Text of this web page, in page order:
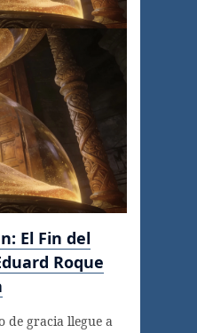
El Fin del
Roque
de gracia llegue a